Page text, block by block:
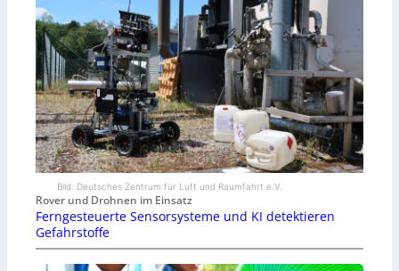
Bild: Deutsches Zentrum für Luft und Raumfahrt e.V.
Rover und Drohnen im Einsatz
Ferngesteuerte Sensorsysteme und KI detektieren
Gefahrstoffe